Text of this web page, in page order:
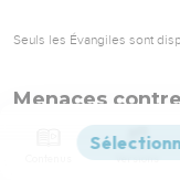
Seuls les Évangiles sont
Menaces
La parole de
Versions